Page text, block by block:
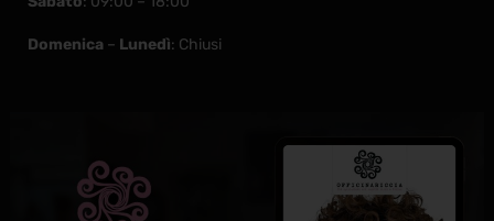
Domenica– Lunedì: Chiusi